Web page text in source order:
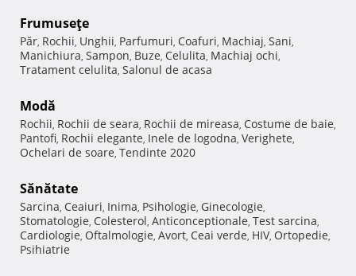
Frumuseţe
Păr, Rochii, Unghii, Parfumuri, Coafuri, Machiaj, Sani,
Manichiura, Sampon, Buze, Celulita, Machiaj ochi,
Tratament celulita, Salonul de acasa
Modă
Rochii, Rochii de seara, Rochii de mireasa, Costume de baie,
Pantofi, Rochii elegante, Inele de logodna, Verighete,
Ochelari de soare, Tendinte 2020
Sănătate
Sarcina, Ceaiuri, Inima, Psihologie, Ginecologie,
Stomatologie, Colesterol, Anticonceptionale, Test sarcina,
Cardiologie, Oftalmologie, Avort, Ceai verde, HIV, Ortopedie,
Psihiatrie